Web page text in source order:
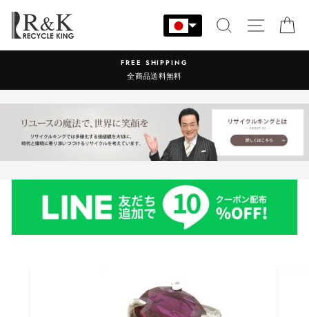
ン
す
検索 サイト